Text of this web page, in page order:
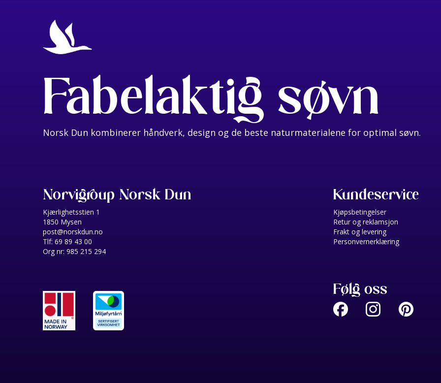
Fabelaktig søvn
Norsk Dun kombinerer håndverk, design og de beste naturmaterialene for optimal søvn.
Norvigroup Norsk Dun
Kjærlighetsstien 1
1850 Mysen
post@norskdun.no
Tlf: 69 89 43 00
Org nr: 985 215 294
Kundeservice
Kjøpsbetingelser
Retur og reklamsjon
Frakt og levering
Personvernerklæring
Følg oss